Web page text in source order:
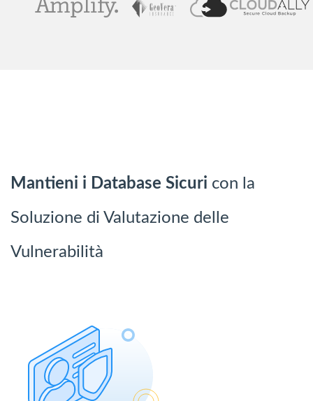
Mantieni i Database Sicuri con la
Soluzione di Valutazione delle
Vulnerabilità